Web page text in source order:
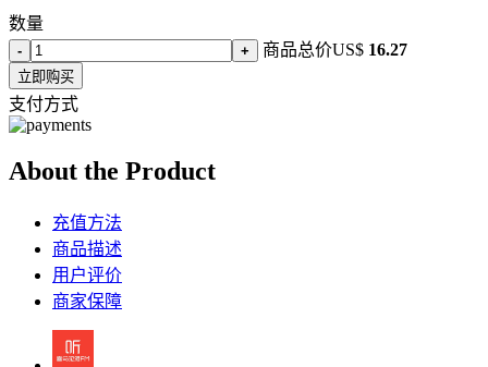
数量
- + 商品总价US$ 16.27
立即购买
支付方式
About the Product
充值方法
商品描述
用户评价
商家保障